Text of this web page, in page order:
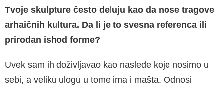
Tvoje skulpture često deluju kao da nose tragove
arhaičnih kultura. Da li je to svesna referenca ili
prirodan ishod forme?
Uvek sam ih doživljavao kao nasleđe koje nosimo u
sebi, a veliku ulogu u tome ima i mašta. Odnosi